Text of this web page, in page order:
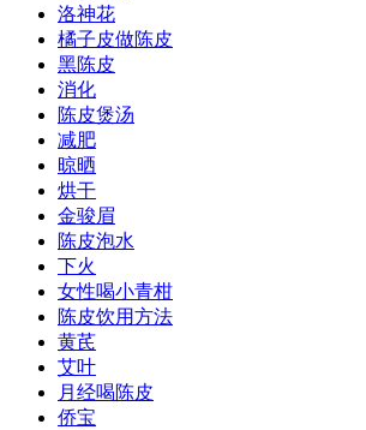
洛神花
橘子皮做陈皮
黑陈皮
消化
陈皮煲汤
减肥
晾晒
烘干
金骏眉
陈皮泡水
下火
女性喝小青柑
陈皮饮用方法
黄芪
艾叶
月经喝陈皮
侨宝